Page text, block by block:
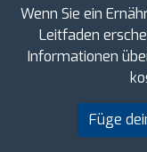
Wenn Sie ein
Leitfaden
Informationen
Füge